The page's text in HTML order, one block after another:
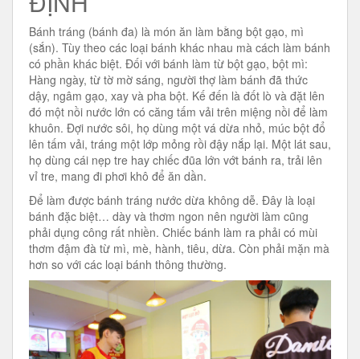
Bánh tráng (bánh đa) là món ăn làm bằng bột gạo, mì
(sắn). Tùy theo các loại bánh khác nhau mà cách làm bánh
có phần khác biệt. Đối với bánh làm từ bột gạo, bột mì:
Hàng ngày, từ tờ mờ sáng, người thợ làm bánh đã thức
dậy, ngâm gạo, xay và pha bột. Kế đến là đốt lò và đặt lên
đó một nồi nước lớn có căng tấm vải trên miệng nồi để làm
khuôn. Đợi nước sôi, họ dùng một vá dừa nhỏ, múc bột đổ
lên tấm vải, tráng một lớp mỏng rồi đậy nắp lại. Một lát sau,
họ dùng cái nẹp tre hay chiếc đũa lớn vớt bánh ra, trải lên
vỉ tre, mang đi phơi khô để ăn dần.
Để làm được bánh tráng nước dừa không dễ. Đây là loại
bánh đặc biệt… dày và thơm ngon nên người làm cũng
phải dụng công rất nhiền. Chiếc bánh làm ra phải có mùi
thơm đậm đà từ mì, mè, hành, tiêu, dừa. Còn phải mặn mà
hơn so với các loại bánh thông thường.